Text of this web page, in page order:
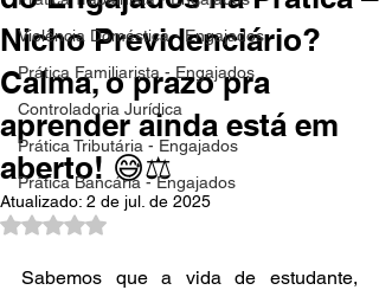
Violência Doméstica - Engajados
Prática Familiarista - Engajados
Controladoria Jurídica
Prática Tributária - Engajados
Prática Bancária - Engajados
Nicho Previdenciário?
Calma, o prazo pra
aprender ainda está em
aberto! 😅⚖️
Atualizado: 2 de jul. de 2025
Avaliado com NaN de 5 estrelas.
Sabemos que a vida de estudante,